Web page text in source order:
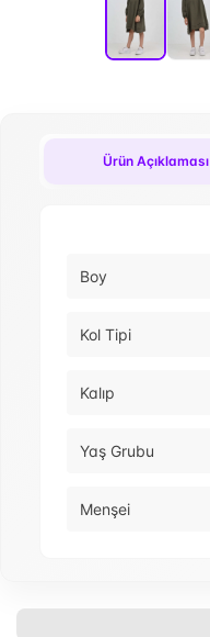
Ürün Açıklaması
Boy
Kol Tipi
Kalıp
Yaş Grubu
Menşei